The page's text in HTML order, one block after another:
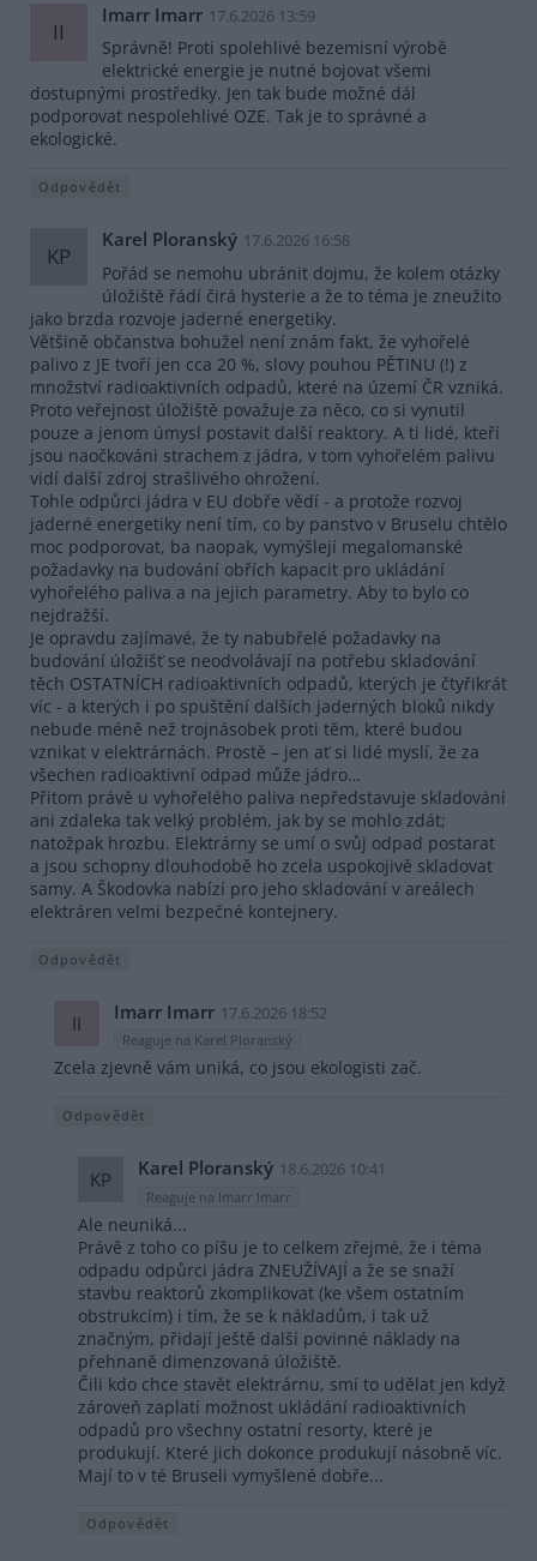
II
Imarr Imarr 17.6.2026 13:59
Správně! Proti spolehlivé bezemisní výrobě
elektrické energie je nutné bojovat všemi
dostupnými prostředky. Jen tak bude možné dál
podporovat nespolehlivé OZE. Tak je to správné a
ekologické.
Odpovědět
KP
Karel Ploranský 17.6.2026 16:58
Pořád se nemohu ubránit dojmu, že kolem otázky
úložiště řádí čirá hysterie a že to téma je zneužito
jako brzda rozvoje jaderné energetiky.
Většině občanstva bohužel není znám fakt, že vyhořelé
palivo z JE tvoří jen cca 20 %, slovy pouhou PĚTINU (!) z
množství radioaktivních odpadů, které na území ČR vzniká.
Proto veřejnost úložiště považuje za něco, co si vynutil
pouze a jenom úmysl postavit další reaktory. A ti lidé, kteří
jsou naočkováni strachem z jádra, v tom vyhořelém palivu
vidí další zdroj strašlivého ohrožení.
Tohle odpůrci jádra v EU dobře vědí - a protože rozvoj
jaderné energetiky není tím, co by panstvo v Bruselu chtělo
moc podporovat, ba naopak, vymýšlejí megalomanské
požadavky na budování obřích kapacit pro ukládání
vyhořelého paliva a na jejich parametry. Aby to bylo co
nejdražší.
Je opravdu zajímavé, že ty nabubřelé požadavky na
budování úložišť se neodvolávají na potřebu skladování
těch OSTATNÍCH radioaktivních odpadů, kterých je čtyřikrát
víc - a kterých i po spuštění dalších jaderných bloků nikdy
nebude méně než trojnásobek proti těm, které budou
vznikat v elektrárnách. Prostě – jen ať si lidé myslí, že za
všechen radioaktivní odpad může jádro…
Přitom právě u vyhořelého paliva nepředstavuje skladování
ani zdaleka tak velký problém, jak by se mohlo zdát;
natožpak hrozbu. Elektrárny se umí o svůj odpad postarat
a jsou schopny dlouhodobě ho zcela uspokojivě skladovat
samy. A Škodovka nabízí pro jeho skladování v areálech
elektráren velmi bezpečné kontejnery.
Odpovědět
II Imarr Imarr 17.6.2026 18:52
Reaguje na Karel Ploranský
Zcela zjevně vám uniká, co jsou ekologisti zač.
Odpovědět
KP Karel Ploranský 18.6.2026 10:41
Reaguje na Imarr Imarr
Ale neuniká...
Právě z toho co píšu je to celkem zřejmé, že i téma
odpadu odpůrci jádra ZNEUŽÍVAJÍ a že se snaží
stavbu reaktorů zkomplikovat (ke všem ostatním
obstrukcím) i tím, že se k nákladům, i tak už
značným, přidají ještě další povinné náklady na
přehnaně dimenzovaná úložiště.
Čili kdo chce stavět elektrárnu, smí to udělat jen když
zároveň zaplatí možnost ukládání radioaktivních
odpadů pro všechny ostatní resorty, které je
produkují. Které jich dokonce produkují násobně víc.
Mají to v té Bruseli vymyšlené dobře...
Odpovědět